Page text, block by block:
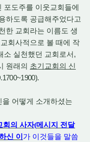
포도주를 이웃교회들에
하도록 공급해주었다고
한 교회라는 이름도 생
회사적으로 볼 때에 작
소 실천했던 교회로서 ,
원래의 초기교회의 신
어떻게 소개하셨는
회의 사자(메시지 전달
신 이 가 이것들을 말씀